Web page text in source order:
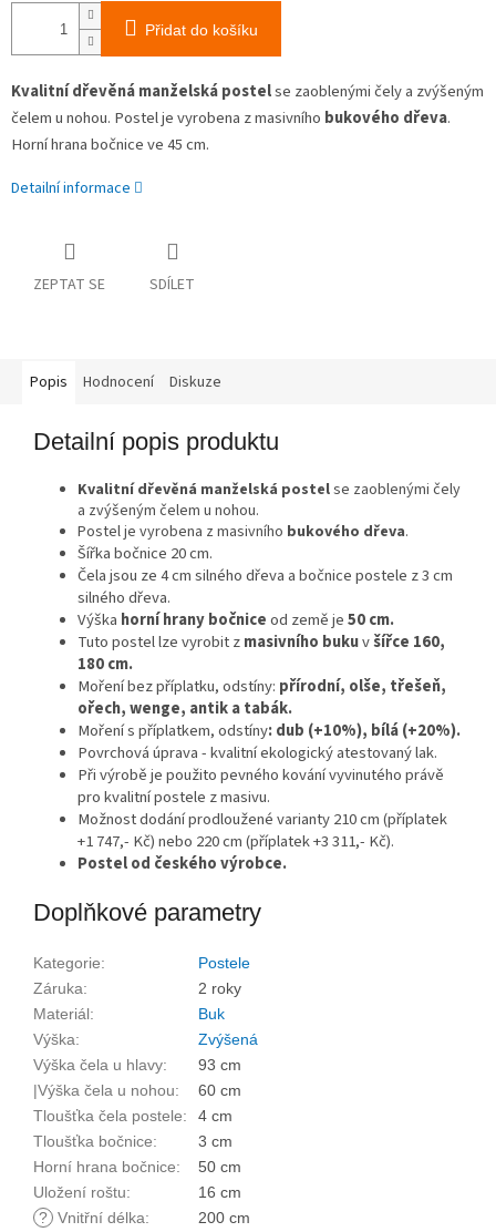
Přidat do košíku
Kvalitní dřevěná manželská postelse zaoblenými čely a zvýšeným
čelem u nohou. Postel je vyrobena z masivního bukového dřeva.
Horní hrana bočnice ve 45 cm.
Detailní informace
ZEPTAT SE SDÍLET
Popis Hodnocení Diskuze
Detailní popis produktu
Kvalitní dřevěná manželská postelse zaoblenými čely
a zvýšeným čelem u nohou.
Postel je vyrobena z masivního bukového dřeva.
Šířka bočnice 20 cm.
Čela jsou ze 4 cm silného dřeva a bočnice postele z 3 cm
silného dřeva.
Výška horní hrany bočniceod země je50 cm.
Tuto postel lze vyrobit zmasivního bukuvšířce 160,
180 cm.
Moření bez příplatku, odstíny: přírodní, olše, třešeň,
ořech, wenge, antik a tabák.
Moření s příplatkem, odstíny: dub (+10%), bílá (+20%).
Povrchová úprava - kvalitní ekologický atestovaný lak.
Při výrobě je použito pevného kování vyvinutého právě
pro kvalitní postele z masivu.
Možnost dodání prodloužené varianty 210 cm (příplatek
+1 747,- Kč) nebo 220 cm (příplatek +3 311,- Kč).
Postel od českého výrobce.
Doplňkové parametry
Kategorie:
Postele
Záruka:
2 roky
Materiál:
Buk
Výška:
Zvýšená
Výška čela u hlavy:
93 cm
|Výška čela u nohou:
60 cm
Tloušťka čela postele:
4 cm
Tloušťka bočnice:
3 cm
Horní hrana bočnice:
50 cm
Uložení roštu:
16 cm
? Vnitřní délka:
200 cm